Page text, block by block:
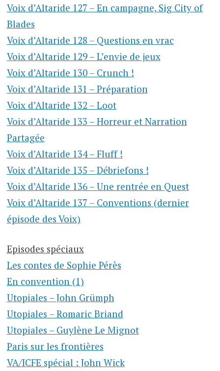
Voix d’Altaride 127 – En campagne, Sig City of
Blades
Voix d’Altaride 128 – Questions en vrac
Voix d’Altaride 129 – L’envie de jeux
Voix d’Altaride 130 – Crunch !
Voix d’Altaride 131 – Préparation
Voix d’Altaride 132 – Loot
Voix d’Altaride 133 – Horreur et Narration
Partagée
Voix d’Altaride 134 – Fluff !
Voix d’Altaride 135 – Débriefons !
Voix d’Altaride 136 – Une rentrée en Quest
Voix d’Altaride 137 – Conventions (dernier
épisode des Voix)
Episodes spéciaux
Les contes de Sophie Pérès
En convention (1)
Utopiales – John Grümph
Utopiales – Romaric Briand
Utopiales – Guylène Le Mignot
Paris sur les frontières
VA/ICFE spécial : John Wick